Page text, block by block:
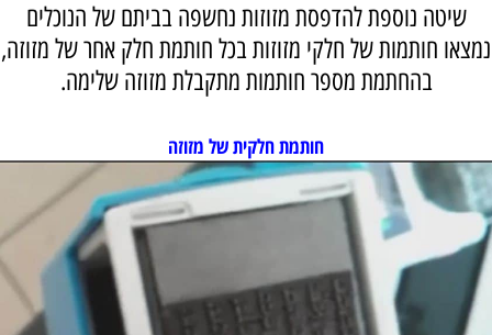
שיטה נוספת להדפסת מזוזות נחשפה בביתם של הנוכלים
נמצאו חותמות של חלקי מזוזות בכל חותמת חלק אחר של מזוזה,
בהחתמת מספר חותמות מתקבלת מזוזה שלימה.
חותמת חלקית של מזוזה